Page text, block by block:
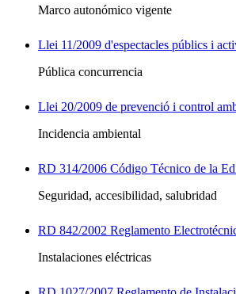
Marco autonómico vigente
Llei 11/2009 d'espectacles públics i
Pública concurrencia
Llei 20/2009 de prevenció i control
Incidencia ambiental
RD 314/2006 Código Técnico de la
Seguridad, accesibilidad, salubridad
RD 842/2002 Reglamento
Instalaciones eléctricas